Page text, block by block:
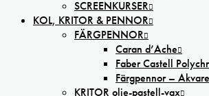
SCREENKURSER
KOL, KRITOR & PENNOR
FÄRGPENNOR
Caran d’Ache
Faber Castell
Färgpennor –
KRITOR olje-pastell-vax